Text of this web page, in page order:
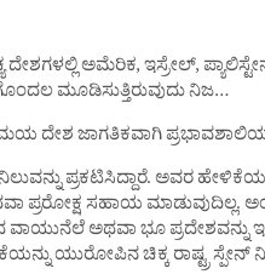
ದೇಶಗಳಲ್ಲಿ ಅಮೆರಿಕ, ಇಸ್ರೇಲ್,
ಮೂಡಿಸುತ್ತಿರುವುದು ನಿಜ…
ದೇಶ ಜಾಗತಿಕವಾಗಿ
ಪ್ರಕಟಿಸಿದ್ದಾರೆ. ಅವರ ಹೇಳಿಕೆಯ
ಪ್ರರೋಕ್ಷ ಸಹಾಯ
ಅಥವಾ ಭೂ
ಯುರೋಪಿನ ಚಿಕ್ಕ ರಾಷ್ಟ್ರ ಸ್ಪೇನ್